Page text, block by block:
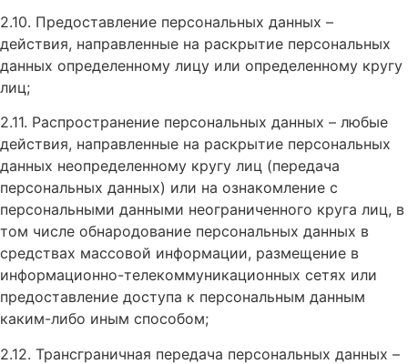
2.10. Предоставление персональных данных –
действия, направленные на раскрытие персональных
данных определенному лицу или определенному кругу
лиц;
2.11. Распространение персональных данных – любые
действия, направленные на раскрытие персональных
данных неопределенному кругу лиц (передача
персональных данных) или на ознакомление с
персональными данными неограниченного круга лиц, в
том числе обнародование персональных данных в
средствах массовой информации, размещение в
информационно-телекоммуникационных сетях или
предоставление доступа к персональным данным
каким-либо иным способом;
2.12. Трансграничная передача персональных данных –